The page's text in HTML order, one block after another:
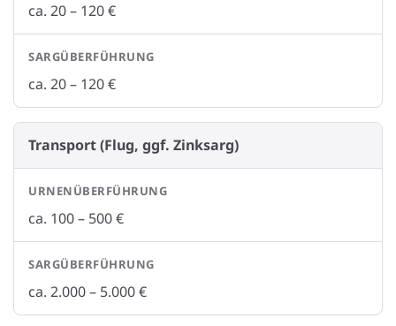
ca. 20 – 120 €
ca. 20 – 120 €
Transport (Flug, ggf. Zinksarg)
ca. 100 – 500 €
ca. 2.000 – 5.000 €